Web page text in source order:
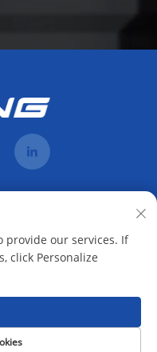
Co., Ltd.의 소유 -
개
provide our services. If
click Personalize